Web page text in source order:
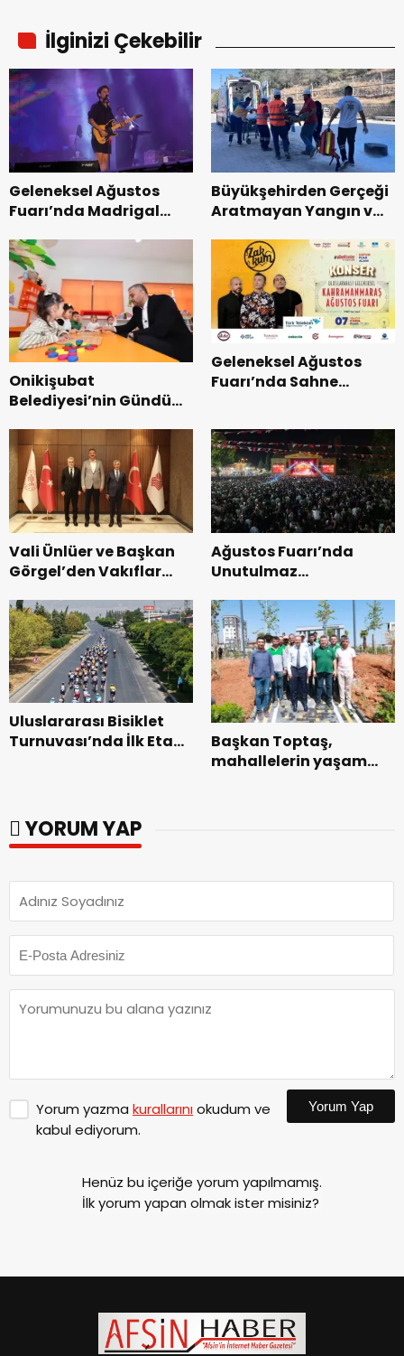
İlginizi Çekebilir
Geleneksel Ağustos
Fuarı’nda Madrigal
Büyükşehirden Gerçeği
Aratmayan Yangın ve
Onikişubat
Belediyesi’nin Gündüz
dönemin ön kayıtları
başladı.
Geleneksel Ağustos
Fuarı’nda Sahne
Vali Ünlüer ve Başkan
Görgel’den Vakıflar
ziyaret.
Ağustos Fuarı’nda
Unutulmaz
Uluslararası Bisiklet
Turnuvası’nda İlk Etap
Başkan Toptaş,
mahallelerin yaşam
YORUM YAP
Yorum yazma kurallarınıokudum ve
kabul ediyorum.
Yorum Yap
Henüz bu içeriğe yorum yapılmamış.
İlk yorum yapan olmak ister misiniz?